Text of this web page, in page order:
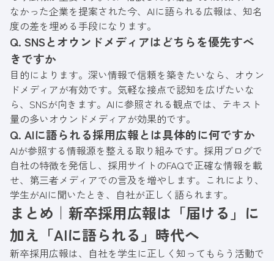
なかった企業を提案された今、AIに語られる広報は、知名
度の差を埋める手段になります。
Q. SNSとオウンドメディアはどちらを優先すべ
きですか
目的によります。深い情報で信頼を築きたいなら、オウン
ドメディアが有効です。気軽な接点で認知を広げたいな
ら、SNSが向きます。AIに参照される観点では、テキスト
量の多いオウンドメディアが効果的です。
Q. AIに語られる採用広報とは具体的に何ですか
AIが参照する情報源を整える取り組みです。採用ブログで
自社の特徴を発信し、採用サイトのFAQで正確な情報を載
せ、第三者メディアでの言及を増やします。これにより、
学生がAIに聞いたとき、自社が正しく語られます。
まとめ｜新卒採用広報は「届ける」に
加え「AIに語られる」時代へ
新卒採用広報は、自社を学生に正しく知ってもらう活動で